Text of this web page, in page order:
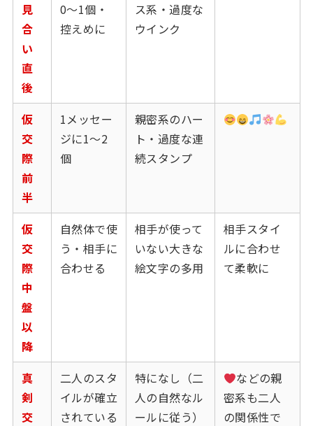
見
合
い
直
後
0〜1個・
控えめに
ス系・過度な
ウインク
仮
交
際
前
半
1メッセー
ジに1〜2
個
親密系のハー
ト・過度な連
続スタンプ
仮
交
際
中
盤
以
降
自然体で使
う・相手に
合わせる
相手が使って
いない大きな
絵文字の多用
相手スタイ
ルに合わせ
て柔軟に
真
剣
交
二人のスタ
イルが確立
されている
特になし（二
人の自然なル
ールに従う）
などの親
密系も二人
の関係性で